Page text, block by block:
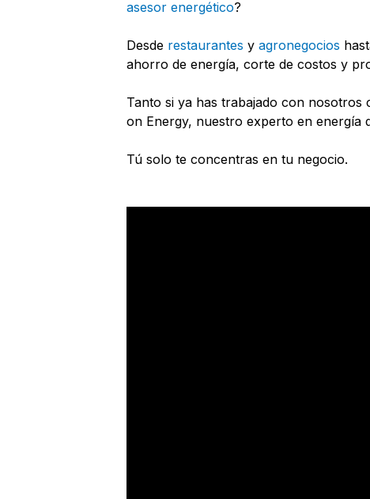
asesor energético?
Desde restaurantes y agronegocios
ahorro de energía, corte de costos y
Tanto si ya has trabajado con
on Energy, nuestro experto en energía
Tú solo te concentras en tu negocio.